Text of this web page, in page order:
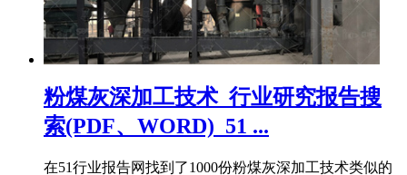
粉煤灰深加工技术_行业研究报告搜
索(PDF、WORD)_51 ...
在51行业报告网找到了1000份粉煤灰深加工技术类似的